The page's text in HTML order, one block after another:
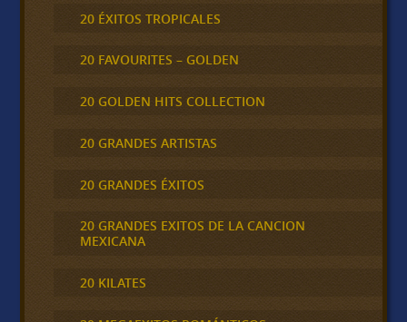
20 ÉXITOS TROPICALES
20 FAVOURITES – GOLDEN
20 GOLDEN HITS COLLECTION
20 GRANDES ARTISTAS
20 GRANDES ÉXITOS
20 GRANDES EXITOS DE LA CANCION
MEXICANA
20 KILATES